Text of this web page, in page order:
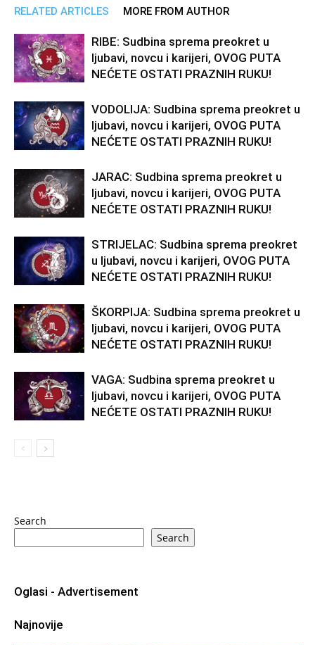
RELATED ARTICLES MORE FROM AUTHOR
RIBE: Sudbina sprema preokret u
ljubavi, novcu i karijeri, OVOG PUTA
NEĆETE OSTATI PRAZNIH RUKU!
VODOLIJA: Sudbina sprema preokret u
ljubavi, novcu i karijeri, OVOG PUTA
NEĆETE OSTATI PRAZNIH RUKU!
JARAC: Sudbina sprema preokret u
ljubavi, novcu i karijeri, OVOG PUTA
NEĆETE OSTATI PRAZNIH RUKU!
STRIJELAC: Sudbina sprema preokret
u ljubavi, novcu i karijeri, OVOG PUTA
NEĆETE OSTATI PRAZNIH RUKU!
ŠKORPIJA: Sudbina sprema preokret u
ljubavi, novcu i karijeri, OVOG PUTA
NEĆETE OSTATI PRAZNIH RUKU!
VAGA: Sudbina sprema preokret u
ljubavi, novcu i karijeri, OVOG PUTA
NEĆETE OSTATI PRAZNIH RUKU!
Search
Search
Oglasi - Advertisement
Najnovije